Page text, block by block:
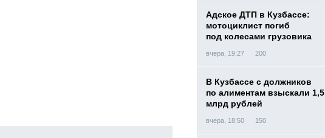
Адское ДТП в Кузбассе:
мотоциклист погиб
под колесами грузовика
вчера, 19:27 200
В Кузбассе с должников
по алиментам взыскали 1,5
млрд рублей
вчера, 18:50 150